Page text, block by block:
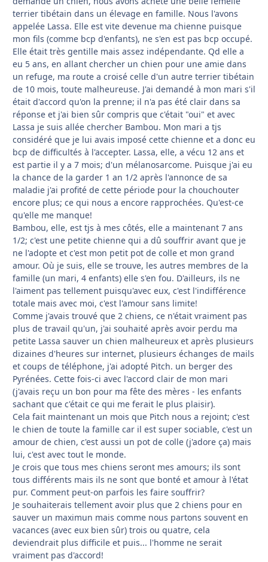
terrier tibétain dans un élevage en famille. Nous l'avons
appelée Lassa. Elle est vite devenue ma chienne puisque
mon fils (comme bcp d'enfants), ne s'en est pas bcp occupé.
Elle était très gentille mais assez indépendante. Qd elle a
eu 5 ans, en allant chercher un chien pour une amie dans
un refuge, ma route a croisé celle d'un autre terrier tibétain
de 10 mois, toute malheureuse. J'ai demandé à mon mari s'il
était d'accord qu'on la prenne; il n'a pas été clair dans sa
réponse et j'ai bien sûr compris que c'était "oui" et avec
Lassa je suis allée chercher Bambou. Mon mari a tjs
considéré que je lui avais imposé cette chienne et a donc eu
bcp de difficultés à l'accepter. Lassa, elle, a vécu 12 ans et
est partie il y a 7 mois; d'un mélanosarcome. Puisque j'ai eu
la chance de la garder 1 an 1/2 après l'annonce de sa
maladie j'ai profité de cette période pour la chouchouter
encore plus; ce qui nous a encore rapprochées. Qu'est-ce
qu'elle me manque!
Bambou, elle, est tjs à mes côtés, elle a maintenant 7 ans
1/2; c'est une petite chienne qui a dû souffrir avant que je
ne l'adopte et c'est mon petit pot de colle et mon grand
amour. Où je suis, elle se trouve, les autres membres de la
famille (un mari, 4 enfants) elle s'en fou. D'ailleurs, ils ne
l'aiment pas tellement puisqu'avec eux, c'est l'indifférence
totale mais avec moi, c'est l'amour sans limite!
Comme j'avais trouvé que 2 chiens, ce n'était vraiment pas
plus de travail qu'un, j'ai souhaité après avoir perdu ma
petite Lassa sauver un chien malheureux et après plusieurs
dizaines d'heures sur internet, plusieurs échanges de mails
et coups de téléphone, j'ai adopté Pitch. un berger des
Pyrénées. Cette fois-ci avec l'accord clair de mon mari
(j'avais reçu un bon pour ma fête des mères - les enfants
sachant que c'était ce qui me ferait le plus plaisir).
Cela fait maintenant un mois que Pitch nous a rejoint; c'est
le chien de toute la famille car il est super sociable, c'est un
amour de chien, c'est aussi un pot de colle (j'adore ça) mais
lui, c'est avec tout le monde.
Je crois que tous mes chiens seront mes amours; ils sont
tous différents mais ils ne sont que bonté et amour à l'état
pur. Comment peut-on parfois les faire souffrir?
Je souhaiterais tellement avoir plus que 2 chiens pour en
sauver un maximun mais comme nous partons souvent en
vacances (avec eux bien sûr) trois ou quatre, cela
deviendrait plus difficile et puis... l'homme ne serait
vraiment pas d'accord!